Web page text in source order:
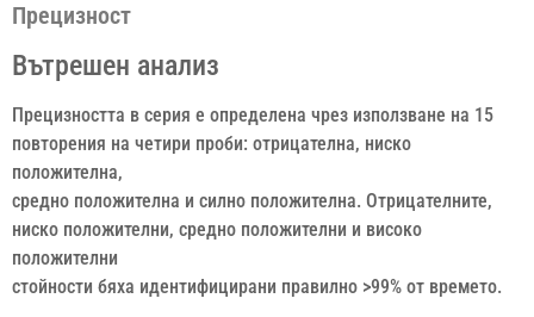
Прецизност
Вътрешен анализ
Прецизността в серия е определена чрез използване на 15
повторения на четири проби: отрицателна, ниско
положителна,
средно положителна и силно положителна. Отрицателните,
ниско положителни, средно положителни и високо
положителни
стойности бяха идентифицирани правилно >99% от времето.